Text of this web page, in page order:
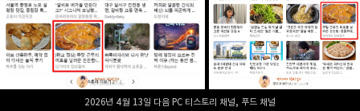
2026년 4월 13일 다음 PC 티스토리 채널, 푸드 채널